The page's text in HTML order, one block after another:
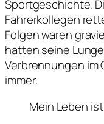
Sportgeschichte.
Fahrerkollegen
Folgen waren
hatten seine
Verbrennungen im
immer.
Mein Leben